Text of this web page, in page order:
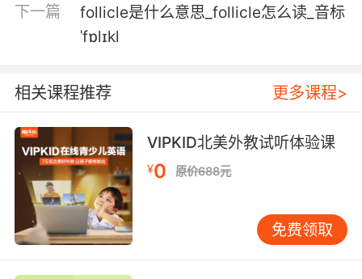
我叫他厨师 但他在一家干酪店工作
福恩要来吃一顿奶酪火锅当夜宵
7. And the fondue skewer we recovered
matches the wound.
我们找到的奶酪火锅叉子跟伤口吻合
8. They're eating him alive like some edup
fondue.
下一篇
follicle是什么意思_follicle怎么读_音标
ˈfɒlɪkl
相关课程推荐 更多课程>
VIPKID北美外教试听体验课
¥0 原价688元
免费领取